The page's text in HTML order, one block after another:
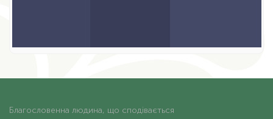
Благословенна людина, що сподівається